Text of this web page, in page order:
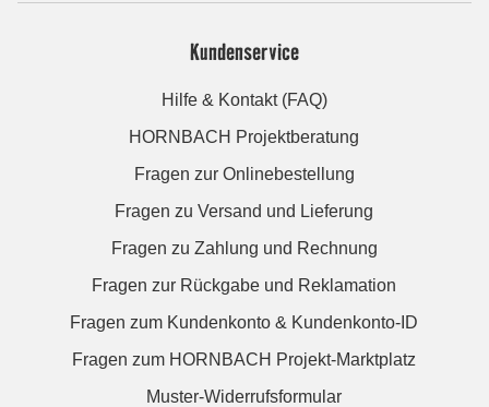
Kundenservice
Hilfe & Kontakt (FAQ)
HORNBACH Projektberatung
Fragen zur Onlinebestellung
Fragen zu Versand und Lieferung
Fragen zu Zahlung und Rechnung
Fragen zur Rückgabe und Reklamation
Fragen zum Kundenkonto & Kundenkonto-ID
Fragen zum HORNBACH Projekt-Marktplatz
Muster-Widerrufsformular